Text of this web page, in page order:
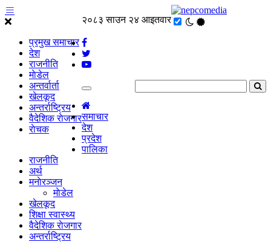
प्रमुख समाचार
देश
राजनीति
माेडेल
अन्तर्वार्ता
खेलकूद
अन्तर्राष्ट्रिय
वैदेशिक राेजगार
राेचक
२०८३ साउन २४ आइतवार
समाचार
देश
प्रदेश
पालिका
राजनीति
अर्थ
मनाेरञ्जन
माेडेल
खेलकूद
शिक्षा स्वास्थ्य
वैदेशिक राेजगार
अन्तर्राष्ट्रिय